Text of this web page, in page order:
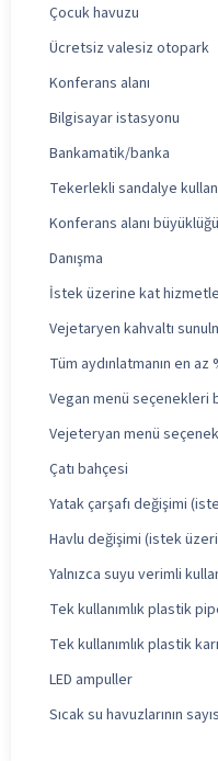
Çocuk havuzu
Ücretsiz valesiz otopark
Konferans alanı
Bilgisayar istasyonu
Bankamatik/banka
Tekerlekli sandalye
Konferans alanı
Danışma
İstek üzerine kat
Vejetaryen kahvaltı
Tüm aydınlatmanın en
Vegan menü seçenekleri
Vejeteryan menü
Çatı bahçesi
Yatak çarşafı değişimi
Havlu değişimi (istek
Yalnızca suyu verimli
Tek kullanımlık plastik
Tek kullanımlık plastik
LED ampuller
Sıcak su havuzlarının